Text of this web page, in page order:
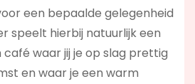
een bepaalde gelegenheid
speelt hierbij natuurlijk een
café waar jij je op slag prettig
en waar je een warm